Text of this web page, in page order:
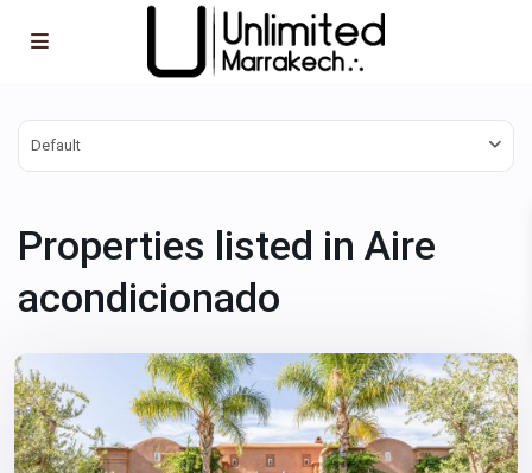
Default
Properties listed in Aire
acondicionado